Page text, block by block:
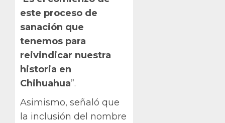
este proceso de
sanación que
tenemos para
reivindicar nuestra
historia en
Chihuahua”.
Asimismo, señaló que
la inclusión del nombre